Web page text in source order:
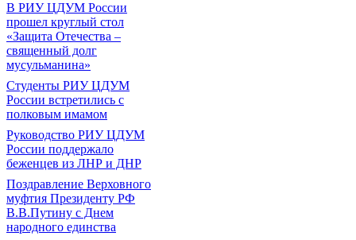
В РИУ ЦДУМ России
прошел круглый стол
«Защита Отечества –
священный долг
мусульманина»
Студенты РИУ ЦДУМ
России встретились с
полковым имамом
Руководство РИУ ЦДУМ
России поддержало
беженцев из ЛНР и ДНР
Поздравление Верховного
муфтия Президенту РФ
В.В.Путину с Днем
народного единства